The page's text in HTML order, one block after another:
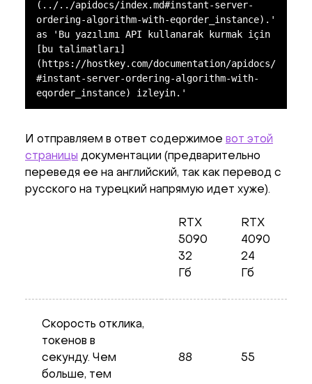
(../../apidocs/index.md#instant-server-
ordering-algorithm-with-eqorder_instance).'
as 'Bu yazılımı API kullanarak kurmak için
[bu talimatları]
(https://hostkey.com/documentation/apidocs/
#instant-server-ordering-algorithm-with-
eqorder_instance) izleyin.'
И отправляем в ответ содержимое вот этой
страницы документации (предварительно
переведя ее на английский, так как перевод с
русского на турецкий напрямую идет хуже).
RTX
5090
32
Гб
RTX
4090
24
Гб
Скорость отклика,
токенов в
секунду. Чем
больше, тем
88 55